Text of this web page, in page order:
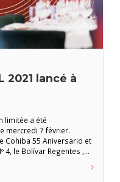
2021 lancé à
limitée a été
mercredi 7 février.
Cohiba 55 Aniversario et
4, le Bolívar Regentes ,
7 février dernier lors d’un